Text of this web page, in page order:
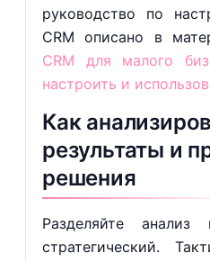
руководство по
CRM описано в
CRM для малого
настроить и
Как
результаты и
решения
Разделяйте
стратегический.